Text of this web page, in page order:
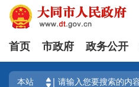
首页 市政府 政务公开
本站